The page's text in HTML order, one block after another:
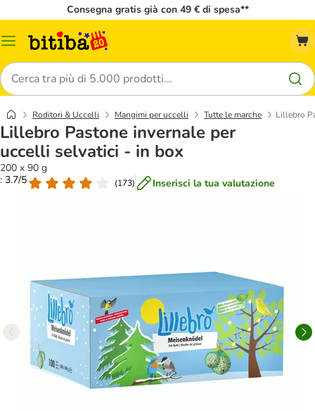
Consegna gratis già con 49 € di spesa**
Overview
Cerca
Roditori & Uccelli Mangimi per uccelli Tutte le marche Lillebro
Lillebro Pastone invernale per
uccelli selvatici - in box
200 x 90 g
: 3.7/5
(173) Inserisci la tua valutazione